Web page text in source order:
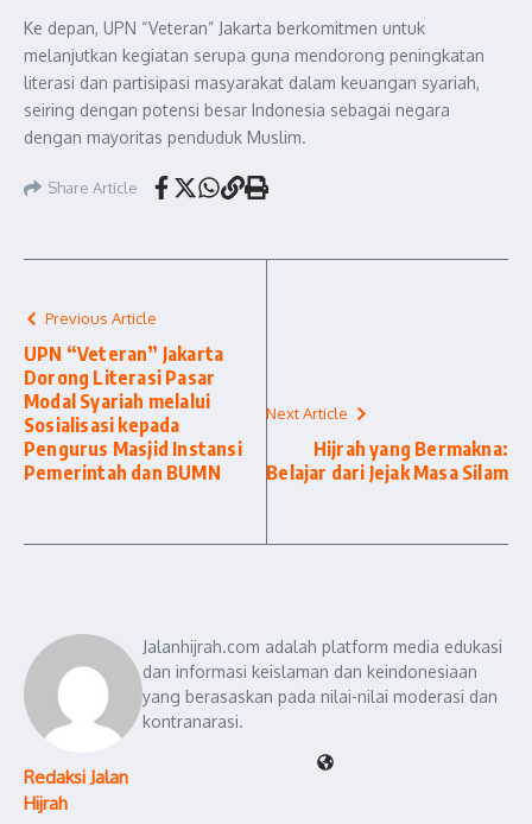
Ke depan, UPN “Veteran” Jakarta berkomitmen untuk
melanjutkan kegiatan serupa guna mendorong peningkatan
literasi dan partisipasi masyarakat dalam keuangan syariah,
seiring dengan potensi besar Indonesia sebagai negara
dengan mayoritas penduduk Muslim.
Share Article
Previous Article
UPN “Veteran” Jakarta
Dorong Literasi Pasar
Modal Syariah melalui
Sosialisasi kepada
Pengurus Masjid Instansi
Pemerintah dan BUMN
Next Article
Hijrah yang Bermakna:
Belajar dari Jejak Masa Silam
Redaksi Jalan
Hijrah
Jalanhijrah.com adalah platform media edukasi
dan informasi keislaman dan keindonesiaan
yang berasaskan pada nilai-nilai moderasi dan
kontranarasi.